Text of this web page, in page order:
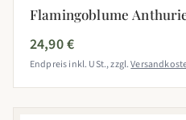
Flamingoblume
24,90 €
Endpreis inkl. USt., zzgl.